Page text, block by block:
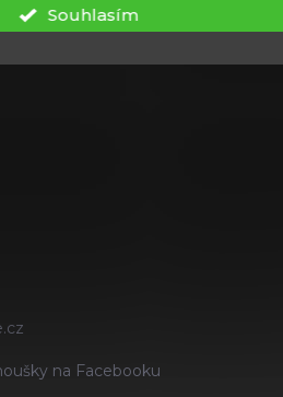
Souhlasím
na Facebooku